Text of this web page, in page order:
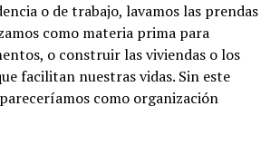
o de trabajo, lavamos las prendas
como materia prima para
o construir las viviendas o los
facilitan nuestras vidas. Sin este
como organización